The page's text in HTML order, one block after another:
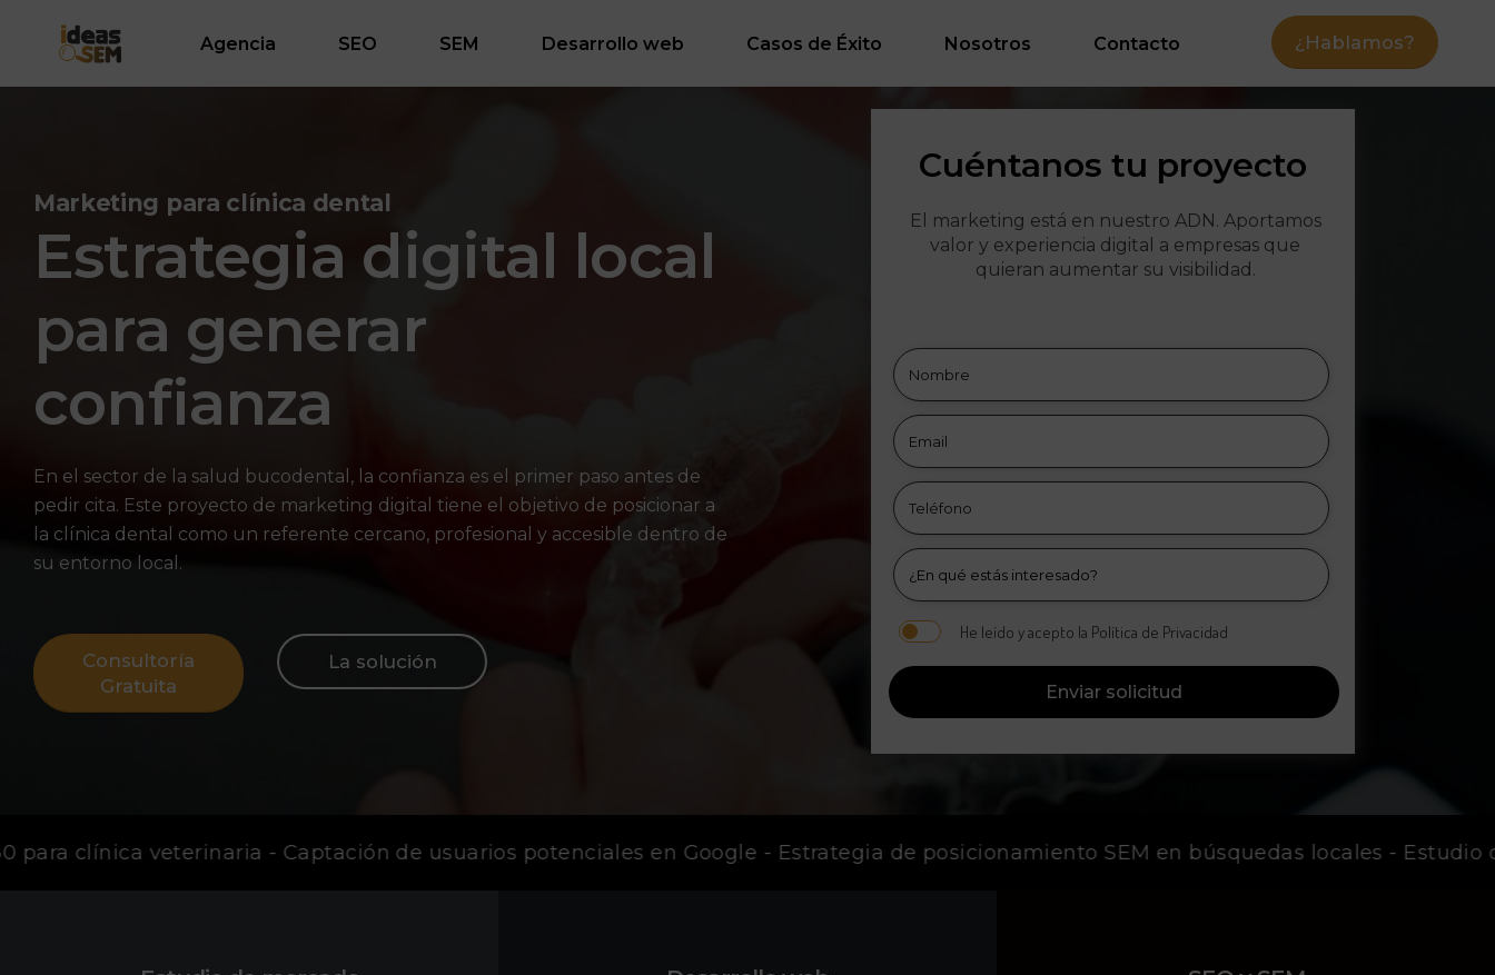
Agencia SEO SEM Desarrollo web Casos de Éxito Nosotros Contacto ¿Hablamos?
Marketing para clínica dental
Estrategia digital local
para generar
confianza
En el sector de la salud bucodental, la confianza es el primer paso antes de
pedir cita. Este proyecto de marketing digital tiene el objetivo de posicionar a
la clínica dental como un referente cercano, profesional y accesible dentro de
su entorno local.
Consultoría
Gratuita
La solución
He leído y acepto la Política de Privacidad
Enviar solicitud
Cuéntanos tu proyecto
El marketing está en nuestro ADN. Aportamos
valor y experiencia digital a empresas que
quieran aumentar su visibilidad.
clínica veterinaria - Captación de usuarios potenciales en Google - Estrategia de posicionamiento SEM en búsquedas locales - Estudio